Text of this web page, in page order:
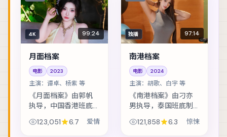
4K 99:24
月面档案
电影 2023
主演： 谭卓、杨紫 等
《月面档案》由郭帆
执导，中国香港班底
情。网红直播途中闯
123,051 6.7 爱情
独播 97:14
南港档案
电影 2024
主演： 胡歌、白宇 等
《南港档案》由刁亦
男执导，泰国班底制
悚。古老传说与现代
121,858 6.3 惊悚